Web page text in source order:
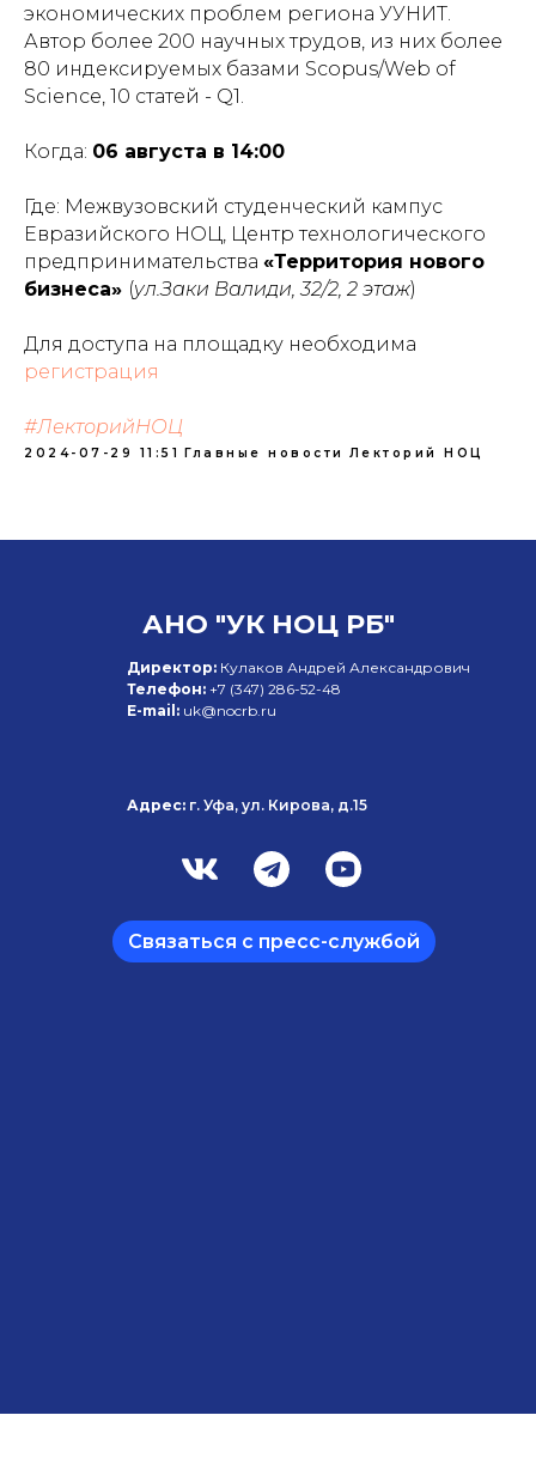
экономических проблем региона УУНИТ.
Автор более 200 научных трудов, из них более
80 индексируемых базами Scopus/Web of
Science, 10 статей - Q1.
Когда: 06 августа в 14:00
Где: Межвузовский студенческий кампус
Евразийского НОЦ, Центр технологического
предпринимательства «Территория нового
бизнеса» (ул.Заки Валиди, 32/2, 2 этаж)
Для доступа на площадку необходима
регистрация
#ЛекторийНОЦ
2024-07-29 11:51 Главные новости Лекторий НОЦ
АНО "УК НОЦ РБ"
Директор: Кулаков Андрей Александрович
Телефон: +7 (347) 286-52-48
E-mail: uk@nocrb.ru
Адрес: г. Уфа, ул. Кирова, д.15
Связаться с пресс-службой